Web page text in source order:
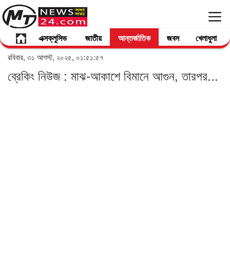
এক্সক্লুসিভ জাতীয় আন্তর্জাতিক জবস খেলাধুলা
রবিবার, ৩১ আগস্ট, ২০২৫, ০১:৫১:৫৭
ব্রেকিং নিউজ : মাঝ-আকাশে বিমানে আগুন, তারপর...